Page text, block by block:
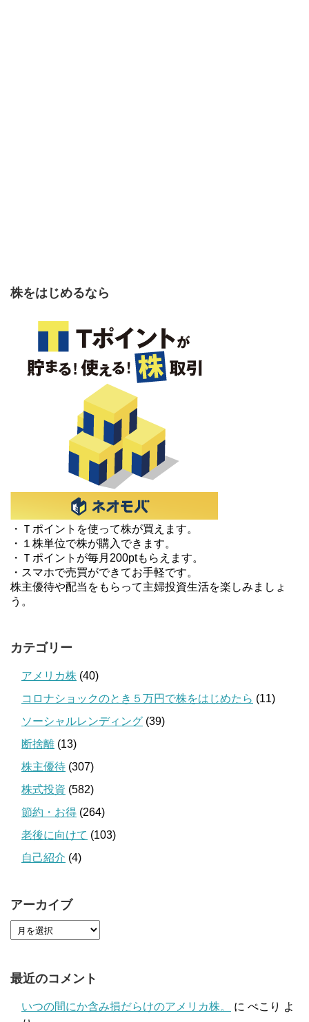
株をはじめるなら
・Ｔポイントを使って株が買えます。
・１株単位で株が購入できます。
・Ｔポイントが毎月200ptもらえます。
・スマホで売買ができてお手軽です。
株主優待や配当をもらって主婦投資生活を楽しみましょ
う。
カテゴリー
アメリカ株 (40)
コロナショックのとき５万円で株をはじめたら (11)
ソーシャルレンディング (39)
断捨離 (13)
株主優待 (307)
株式投資 (582)
節約・お得 (264)
老後に向けて (103)
自己紹介 (4)
アーカイブ
最近のコメント
いつの間にか含み損だらけのアメリカ株。 に ぺこり よ